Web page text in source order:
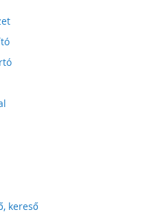
kereső